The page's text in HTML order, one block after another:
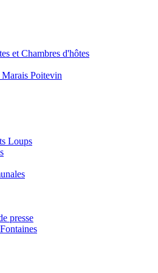
et Chambres d'hôtes
Poitevin
Loups
presse